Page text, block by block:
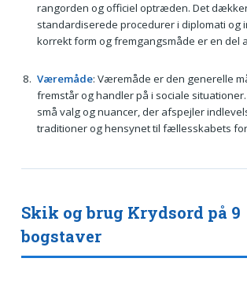
rangorden og officiel optræden. Det
standardiserede procedurer i diplomati og
korrekt form og fremgangsmåde er en del
Væremåde: Væremåde er den generelle
fremstår og handler på i sociale
små valg og nuancer, der afspejler
traditioner og hensynet til fællesskabets
Skik og brug Krydsord på 9
bogstaver